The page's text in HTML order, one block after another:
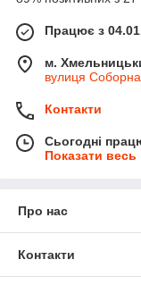
Працює з
м.
вулиця
Контакти
Сьогодні
Показати весь
Про нас
Контакти